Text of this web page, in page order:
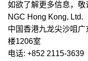
如欲了解更多信息，敬
NGC Hong Kong, Ltd.
中国香港九龙尖沙咀
楼1206室
电话: +852 2115-3639